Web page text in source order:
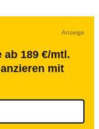
Anzeige
189 €/mtl.
mit